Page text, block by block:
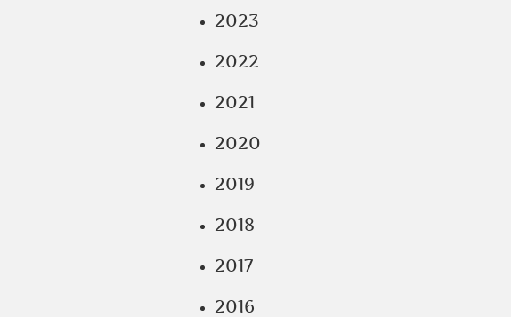
2023
2022
2021
2020
2019
2018
2017
2016